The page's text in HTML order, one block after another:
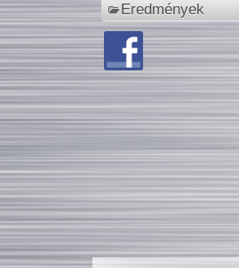
Eredmények